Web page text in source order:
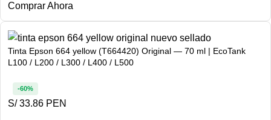
Comprar Ahora
Tinta Epson 664 yellow (T664420) Original — 70 ml | EcoTank
L100 / L200 / L300 / L400 / L500
-60%
S/ 33.86 PEN